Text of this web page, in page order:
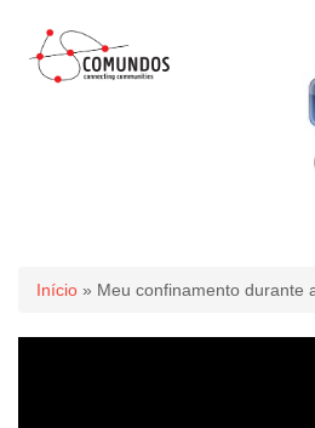
Você está aqui
Início » Meu confinamento durante